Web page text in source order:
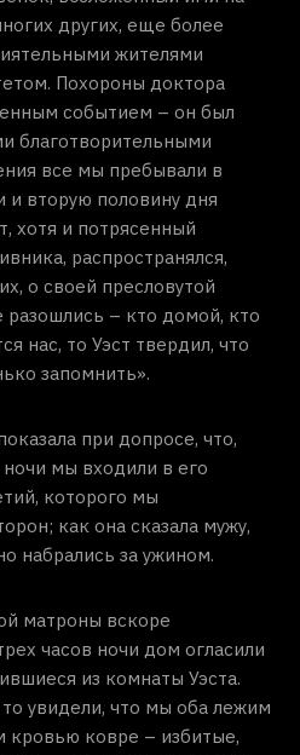
других, еще более
жителями
Похороны доктора
событием – он был
благотворительными
все мы пребывали в
и вторую половину дня
хотя и потрясенный
распространялся,
о своей пресловутой
разошлись – кто домой, кто
нас, то Уэст твердил, что
запомнить».
при допросе, что,
мы входили в его
которого мы
как она сказала мужу,
набрались за ужином.
матроны вскоре
часов ночи дом огласили
из комнаты Уэста.
увидели, что мы оба лежим
кровью ковре – избитые,